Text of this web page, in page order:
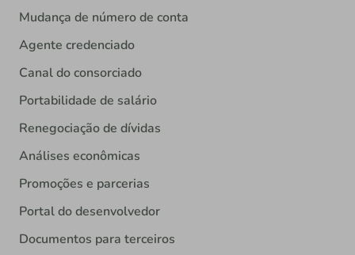
Mudança de número de conta
Agente credenciado
Canal do consorciado
Portabilidade de salário
Renegociação de dívidas
Análises econômicas
Promoções e parcerias
Portal do desenvolvedor
Documentos para terceiros